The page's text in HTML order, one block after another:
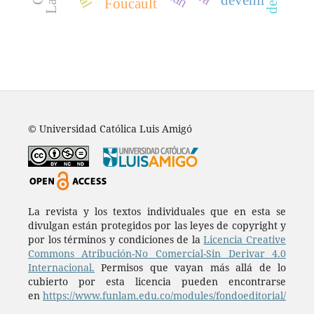
Foucault
© Universidad Católica Luis Amigó
La revista y los textos individuales que en esta se
divulgan están protegidos por las leyes de copyright y
por los términos y condiciones de laLicencia Creative
Commons Atribución-No Comercial-Sin Derivar 4.0
Internacional. Permisos que vayan más allá de lo
cubierto por esta licencia pueden encontrarse
en https://www.funlam.edu.co/modules/fondoeditorial/